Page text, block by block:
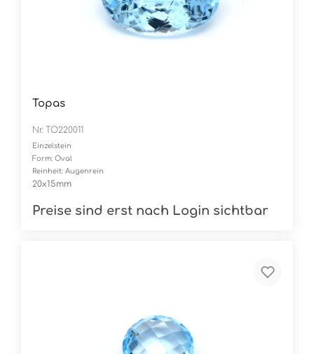
Topas
Nr. TO220011
Einzelstein
Form: Oval
Reinheit: Augenrein
20x15mm
Preise sind erst nach Login sichtbar